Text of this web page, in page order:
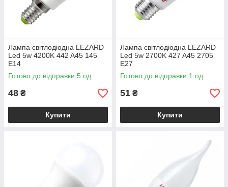
Лампа світлодіодна LEZARD
Led 5w 4200K 442 A45 145
E14
Готово до відправки 5 од.
48 ₴
Купити
Лампа світлодіодна LEZARD
Led 5w 2700K 427 A45 2705
E27
Готово до відправки 1 од.
51 ₴
Купити